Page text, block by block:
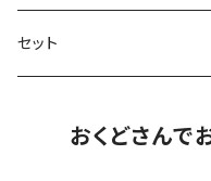
セット
おくどさんで